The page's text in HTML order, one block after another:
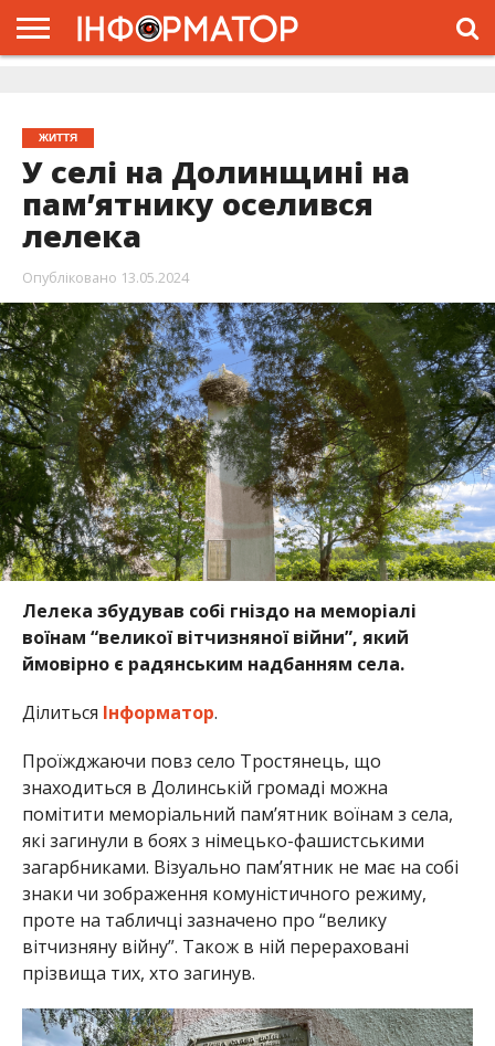
ЖИТТЯ
У селі на Долинщині на
пам’ятнику оселився
лелека
Опубліковано 13.05.2024
Лелека збудував собі гніздо на меморіалі
воїнам “великої вітчизняної війни”, який
ймовірно є радянським надбанням села.
Ділиться Інформатор.
Проїжджаючи повз село Тростянець, що
знаходиться в Долинській громаді можна
помітити меморіальний пам’ятник воїнам з села,
які загинули в боях з німецько-фашистськими
загарбниками. Візуально пам’ятник не має на собі
знаки чи зображення комуністичного режиму,
проте на табличці зазначено про “велику
вітчизняну війну”. Також в ній перераховані
прізвища тих, хто загинув.